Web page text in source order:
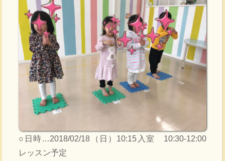
○日時…2018/02/18（日）10:15入室 10:30-12:00
レッスン予定